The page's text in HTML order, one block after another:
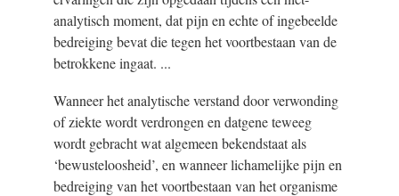
analytisch moment, dat pijn en echte of ingebeelde
bedreiging bevat die tegen het voortbestaan van de
betrokkene ingaat. ...
Wanneer het analytische verstand door verwonding
of ziekte wordt verdrongen en datgene teweeg
wordt gebracht wat algemeen bekendstaat als
‘bewusteloosheid’, en wanneer lichamelijke pijn en
bedreiging van het voortbestaan van het organisme